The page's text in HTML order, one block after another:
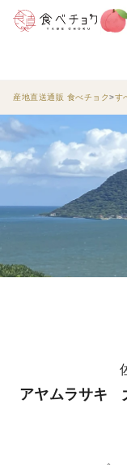
産地直送通販 食べチョク す
アヤムラサキ